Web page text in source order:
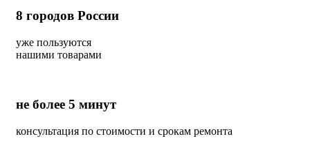
8 городов России
уже пользуются
нашими товарами
не более 5 минут
консультация по стоимости и срокам ремонта